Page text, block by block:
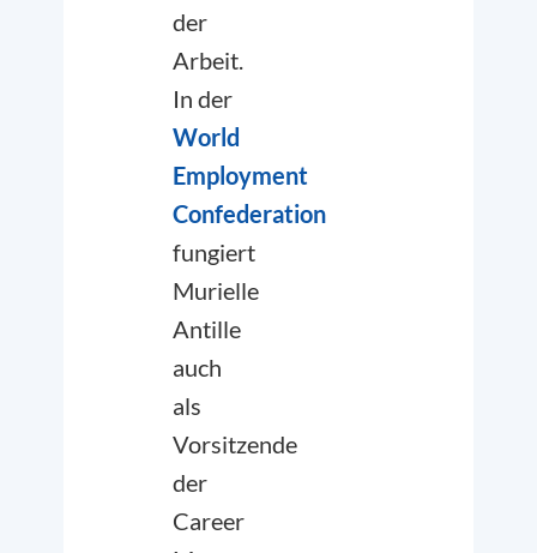
der
Arbeit.
In der
World
Employment
Confederation
fungiert
Murielle
Antille
auch
als
Vorsitzende
der
Career